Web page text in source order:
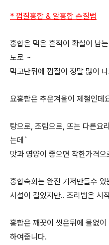
* 껍질홍합 & 알홍합 손질법
홍합은 먹은 흔적이 확실이 남
도로 ~
먹고난뒤에 껍질이 정말 많이
요홍합은 추운겨울이 제철인데
탕으로, 조림으로, 또는 다른요
는데`
맛과 영양이 좋으면 착한가격
홍합숙회는 완전 거저만들수
사설이 길었지만.. 조리법은 시
홍합은 깨끗이 씻은뒤에 물없
하여줍니다.